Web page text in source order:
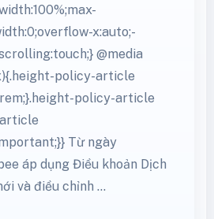
x:auto;-
@media
policy-article
policy-article
Từ ngày
áp dụng Điều khoản Dịch
và điều chỉnh …